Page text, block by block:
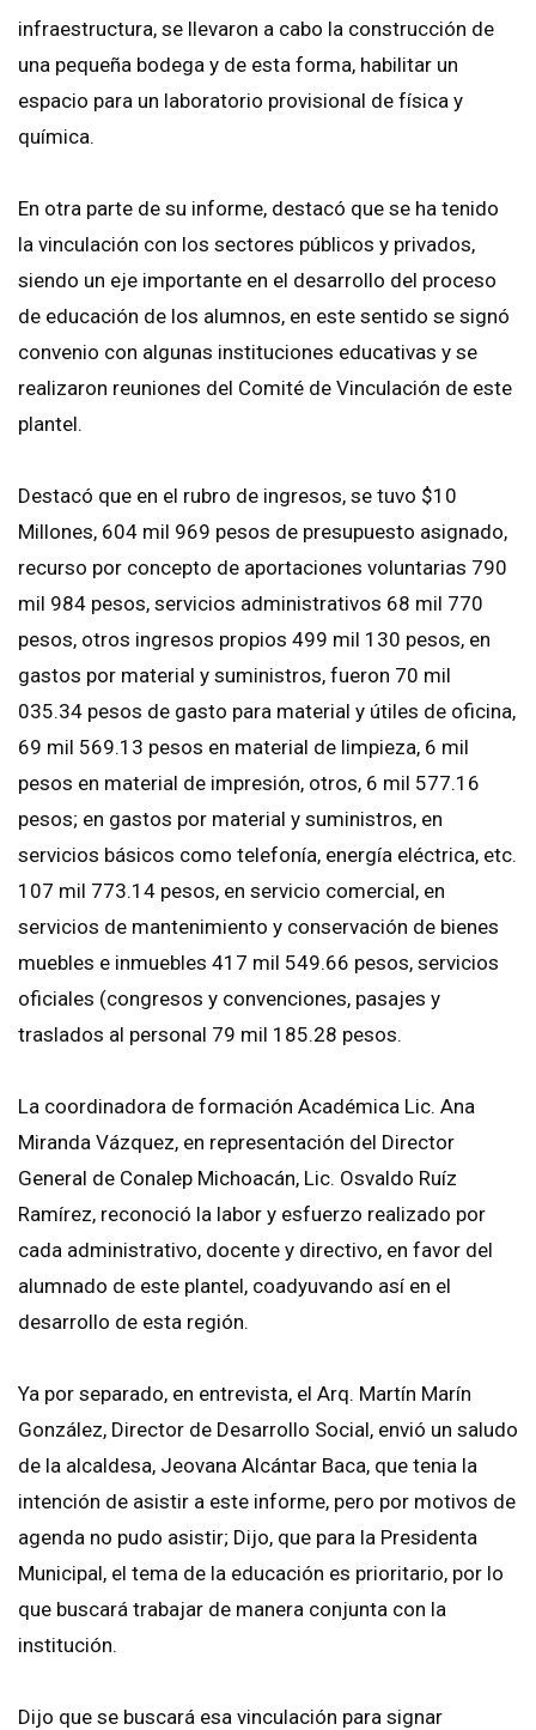
infraestructura, se llevaron a cabo la construcción de
una pequeña bodega y de esta forma, habilitar un
espacio para un laboratorio provisional de física y
química.
En otra parte de su informe, destacó que se ha tenido
la vinculación con los sectores públicos y privados,
siendo un eje importante en el desarrollo del proceso
de educación de los alumnos, en este sentido se signó
convenio con algunas instituciones educativas y se
realizaron reuniones del Comité de Vinculación de este
plantel.
Destacó que en el rubro de ingresos, se tuvo $10
Millones, 604 mil 969 pesos de presupuesto asignado,
recurso por concepto de aportaciones voluntarias 790
mil 984 pesos, servicios administrativos 68 mil 770
pesos, otros ingresos propios 499 mil 130 pesos, en
gastos por material y suministros, fueron 70 mil
035.34 pesos de gasto para material y útiles de oficina,
69 mil 569.13 pesos en material de limpieza, 6 mil
pesos en material de impresión, otros, 6 mil 577.16
pesos; en gastos por material y suministros, en
servicios básicos como telefonía, energía eléctrica, etc.
107 mil 773.14 pesos, en servicio comercial, en
servicios de mantenimiento y conservación de bienes
muebles e inmuebles 417 mil 549.66 pesos, servicios
oficiales (congresos y convenciones, pasajes y
traslados al personal 79 mil 185.28 pesos.
La coordinadora de formación Académica Lic. Ana
Miranda Vázquez, en representación del Director
General de Conalep Michoacán, Lic. Osvaldo Ruíz
Ramírez, reconoció la labor y esfuerzo realizado por
cada administrativo, docente y directivo, en favor del
alumnado de este plantel, coadyuvando así en el
desarrollo de esta región.
Ya por separado, en entrevista, el Arq. Martín Marín
González, Director de Desarrollo Social, envió un saludo
de la alcaldesa, Jeovana Alcántar Baca, que tenia la
intención de asistir a este informe, pero por motivos de
agenda no pudo asistir; Dijo, que para la Presidenta
Municipal, el tema de la educación es prioritario, por lo
que buscará trabajar de manera conjunta con la
institución.
Dijo que se buscará esa vinculación para signar